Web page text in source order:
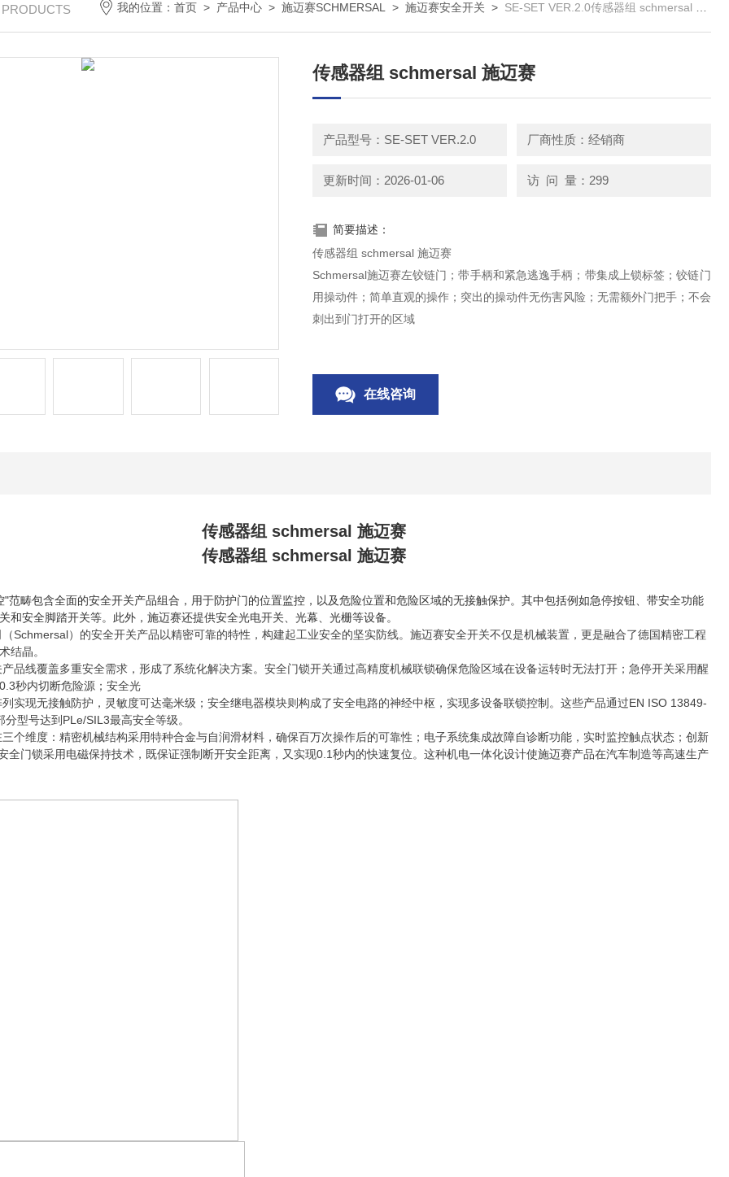
我的位置：首页 > 产品中心 >施迈赛SCHMERSAL >施迈赛安全开关 > SE-SET VER.2.0传感器组 schmersal 施迈赛
传感器组 schmersal 施迈赛
产品型号：SE-SET VER.2.0 厂商性质：经销商
更新时间：2026-01-06 访 问 量：299
简要描述：
传感器组 schmersal 施迈赛
Schmersal施迈赛左铰链门；带手柄和紧急逃逸手柄；带集成上锁标签；铰链门
用操动件；简单直观的操作；突出的操动件无伤害风险；无需额外门把手；不会
刺出到门打开的区域
在线咨询
传感器组 schmersal 施迈赛
传感器组 schmersal 施迈赛
"范畴包含全面的安全开关产品组合，用于防护门的位置监控，以及危险位置和危险区域的无接触保护。其中包括例如急停按钮、带安全功能
和安全脚踏开关等。此外，施迈赛还提供安全光电开关、光幕、光栅等设备。
Schmersal）的安全开关产品以精密可靠的特性，构建起工业安全的坚实防线。施迈赛安全开关不仅是机械装置，更是融合了德国精密工程
结晶。
品线覆盖多重安全需求，形成了系统化解决方案。安全门锁开关通过高精度机械联锁确保危险区域在设备运转时无法打开；急停开关采用醒
秒内切断危险源；安全光
实现无接触防护，灵敏度可达毫米级；安全继电器模块则构成了安全电路的神经中枢，实现多设备联锁控制。这些产品通过EN ISO 13849-
型号达到PLe/SIL3最高安全等级。
个维度：精密机械结构采用特种合金与自润滑材料，确保百万次操作后的可靠性；电子系统集成故障自诊断功能，实时监控触点状态；创新
全门锁采用电磁保持技术，既保证强制断开安全距离，又实现0.1秒内的快速复位。这种机电一体化设计使施迈赛产品在汽车制造等高速生产